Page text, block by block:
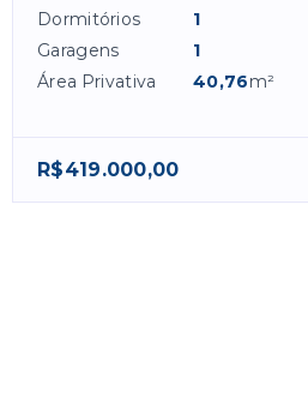
Dormitórios
1
Garagens
1
Área Privativa
40,76m²
R$419.000,00